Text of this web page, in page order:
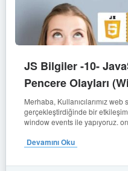
JS Bilgiler -10-
Pencere Olayları
Merhaba, Kullanıcılarımız
gerçekleştirdiğinde bir
window events ile yapıyoruz.
Devamını Oku